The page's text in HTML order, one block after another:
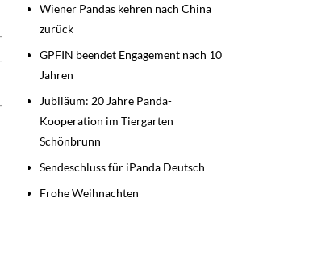
Wiener Pandas kehren nach China
zurück
GPFIN beendet Engagement nach 10
Jahren
Jubiläum: 20 Jahre Panda-
Kooperation im Tiergarten
Schönbrunn
Sendeschluss für iPanda Deutsch
Frohe Weihnachten